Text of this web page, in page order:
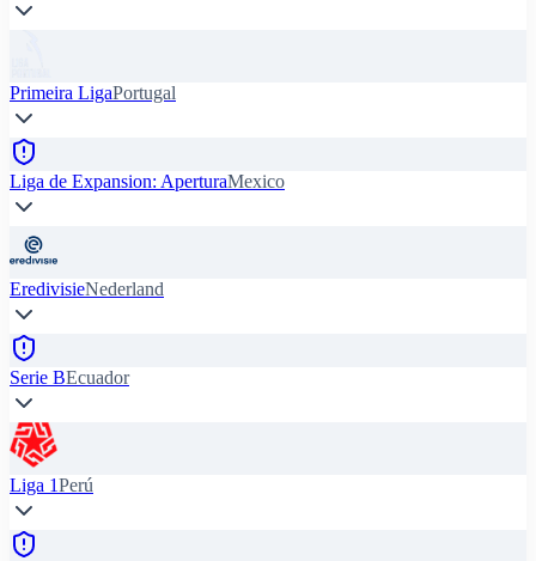
Primeira LigaPortugal
Liga de Expansion: AperturaMexico
EredivisieNederland
Serie BEcuador
Liga 1Perú